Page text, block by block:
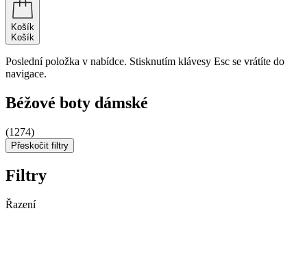
Košík
Košík
Poslední položka v nabídce. Stisknutím klávesy Esc se vrátíte do
navigace.
Béžové boty dámské
(1274)
Přeskočit filtry
Filtry
Řazení